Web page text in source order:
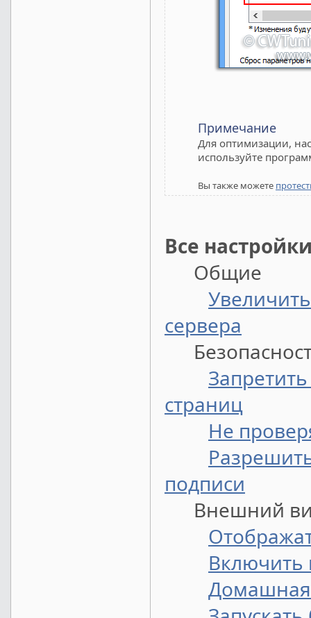
Примечание
Для оптимизации,
используйте
Вы также можете
Все
Общие
сервера
страниц
Не
подписи
Внешний
Включить
Домашная